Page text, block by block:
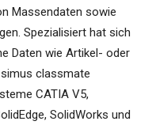
Massendaten sowie
Spezialisiert hat sich
Daten wie Artikel- oder
classmate
CATIA V5,
SolidWorks und